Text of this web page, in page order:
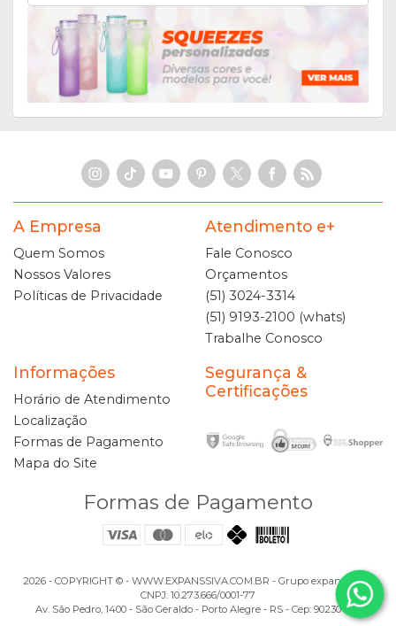
A Empresa
Quem Somos
Nossos Valores
Políticas de Privacidade
Atendimento e+
Fale Conosco
Orçamentos
(51) 3024-3314
(51) 9193-2100 (whats)
Trabalhe Conosco
Informações
Horário de Atendimento
Localização
Formas de Pagamento
Mapa do Site
Segurança &
Certificações
Formas de Pagamento
2026 - COPYRIGHT ©️ - WWW.EXPANSSIVA.COM.BR - Grupo expanSSiva -
CNPJ: 10.273.666/0001-77
Av. São Pedro, 1400 - São Geraldo - Porto Alegre - RS - Cep: 90230-122